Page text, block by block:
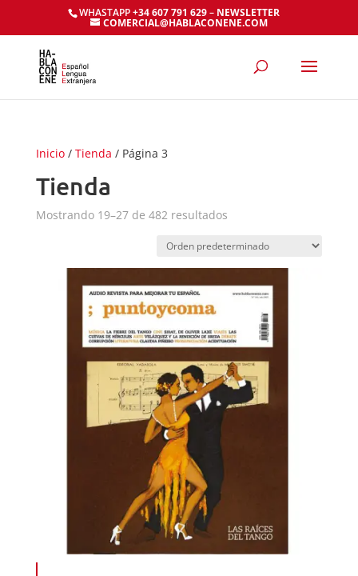
WHASTAPP+34 607 791 629– NEWSLETTER
COMERCIAL@HABLACONENE.COM
Inicio/ Tienda / Página 3
Tienda
Mostrando 19–27 de 482 resultados